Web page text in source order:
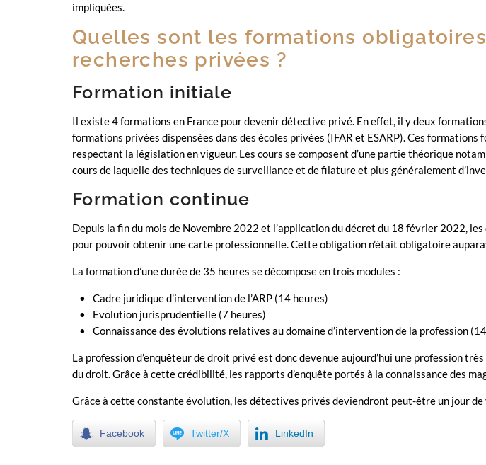
impliquées.
Quelles sont les formations
recherches privées ?
Formation initiale
Il existe 4 formations en France pour devenir détective privé. En effet, il y deux
formations privées dispensées dans des écoles privées (IFAR et ESARP). Ces
respectant la législation en vigueur. Les cours se composent d’une partie théorique
cours de laquelle des techniques de surveillance et de filature et plus généralement
Formation continue
Depuis la fin du mois de Novembre 2022 et l’application du décret du 18 février 2022,
pour pouvoir obtenir une carte professionnelle. Cette obligation n’était obligatoire
La formation d’une durée de 35 heures se décompose en trois modules :
Cadre juridique d’intervention de l’ARP (14 heures)
Evolution jurisprudentielle (7 heures)
Connaissance des évolutions relatives au domaine d’intervention de la profession
La profession d’enquêteur de droit privé est donc devenue aujourd’hui une profession
du droit. Grâce à cette crédibilité, les rapports d’enquête portés à la connaissance des
Grâce à cette constante évolution, les détectives privés deviendront peut-être un jour
Facebook Twitter/X LinkedIn